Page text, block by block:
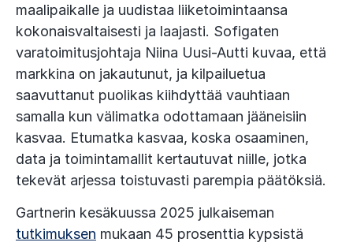
maalipaikalle ja uudistaa liiketoimintaansa
kokonaisvaltaisesti ja laajasti. Sofigaten
varatoimitusjohtaja Niina Uusi-Autti kuvaa, että
markkina on jakautunut, ja kilpailuetua
saavuttanut puolikas kiihdyttää vauhtiaan
samalla kun välimatka odottamaan jääneisiin
kasvaa. Etumatka kasvaa, koska osaaminen,
data ja toimintamallit kertautuvat niille, jotka
tekevät arjessa toistuvasti parempia päätöksiä.
Gartnerin kesäkuussa 2025 julkaiseman
tutkimuksen mukaan 45 prosenttia kypsistä